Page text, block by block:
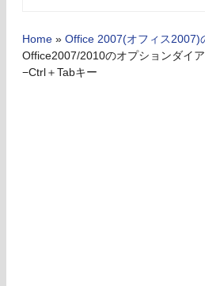
Home » Office 2007(オフィス2007)
Office2007/2010のオプションダイ
−Ctrl＋Tabキー